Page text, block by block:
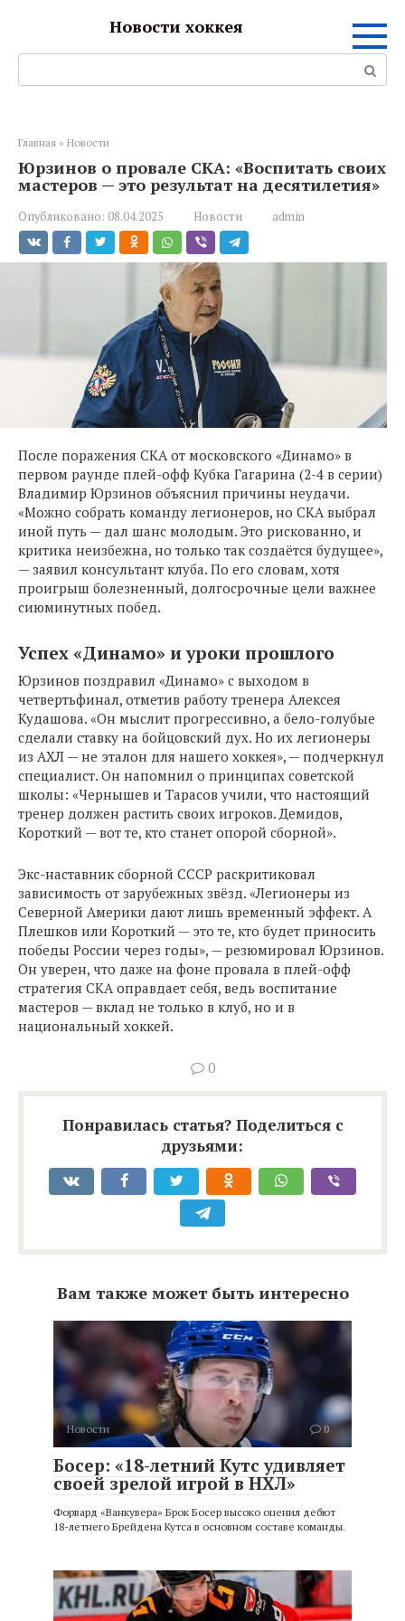
Новости хоккея
Поиск:
Главная » Новости
Юрзинов о провале СКА: «Воспитать своих
мастеров — это результат на десятилетия»
Опубликовано: 08.04.2025 Новости admin
После поражения СКА от московского «Динамо» в
первом раунде плей-офф Кубка Гагарина (2-4 в серии)
Владимир Юрзинов объяснил причины неудачи.
«Можно собрать команду легионеров, но СКА выбрал
иной путь — дал шанс молодым. Это рискованно, и
критика неизбежна, но только так создаётся будущее»,
— заявил консультант клуба. По его словам, хотя
проигрыш болезненный, долгосрочные цели важнее
сиюминутных побед.
Успех «Динамо» и уроки прошлого
Юрзинов поздравил «Динамо» с выходом в
четвертьфинал, отметив работу тренера Алексея
Кудашова. «Он мыслит прогрессивно, а бело-голубые
сделали ставку на бойцовский дух. Но их легионеры
из АХЛ — не эталон для нашего хоккея», — подчеркнул
специалист. Он напомнил о принципах советской
школы: «Чернышев и Тарасов учили, что настоящий
тренер должен растить своих игроков. Демидов,
Короткий — вот те, кто станет опорой сборной».
Экс-наставник сборной СССР раскритиковал
зависимость от зарубежных звёзд. «Легионеры из
Северной Америки дают лишь временный эффект. А
Плешков или Короткий — это те, кто будет приносить
победы России через годы», — резюмировал Юрзинов.
Он уверен, что даже на фоне провала в плей-офф
стратегия СКА оправдает себя, ведь воспитание
мастеров — вклад не только в клуб, но и в
национальный хоккей.
0
Понравилась статья? Поделиться с
друзьями:
Вам также может быть интересно
Новости 0
Босер: «18-летний Кутс удивляет
своей зрелой игрой в НХЛ»
Форвард «Ванкувера» Брок Босер высоко оценил дебют
18-летнего Брейдена Кутса в основном составе команды.